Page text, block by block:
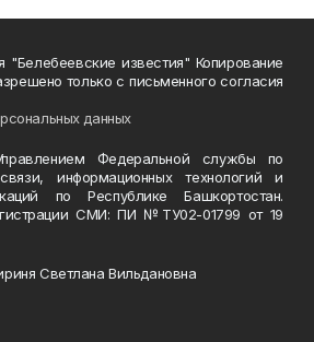
известия" Копирование
только с письменного согласия
данных
Федеральной службы по
информационных технологий и
по Республике Башкортостан.
СМИ: ПИ №ТУ02-01799 от 19
Светлана Вильдановна